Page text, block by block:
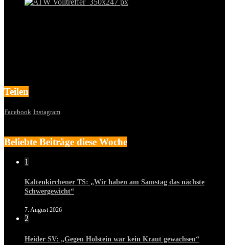
Teilen
Facebook Instagram
Beliebte Beiträge diese Woche
1
Kaltenkirchener TS: „Wir haben am Samstag das nächste
Schwergewicht“
7. August 2026
2
Heider SV: „Gegen Holstein war kein Kraut gewachsen“